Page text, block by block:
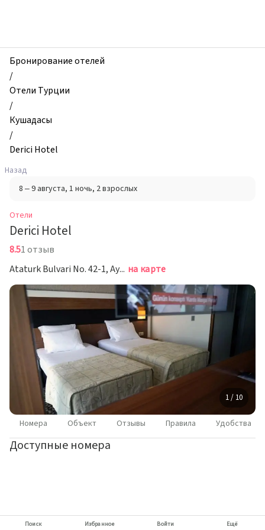
Derici
Hotel,
Кушадасы,
Турция
Бронирование отелей
/
Отели Турции
/
Кушадасы
/
Derici Hotel
Назад
8 – 9 августа, 1 ночь, 2 взрослых
Отели
Derici Hotel
8.51 отзыв
Ataturk Bulvari No. 42-1, Aydin, Кушадасы на карте
1 / 10
Номера Объект Отзывы Правила Удобства
Доступные номера
Поиск Избранное Войти Ещё